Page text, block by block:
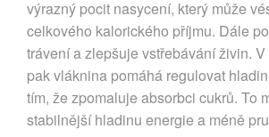
výrazný pocit nasycení, který může
celkového kalorického příjmu. Dále
trávení a zlepšuje vstřebávání živin.
pak vláknina pomáhá regulovat
tím, že zpomaluje absorbci cukrů. To
stabilnější hladinu energie a méně